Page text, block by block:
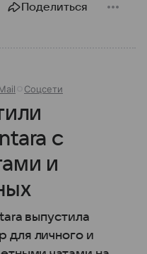
Поделиться
Соцсети
с
и
выпустила
для личного и